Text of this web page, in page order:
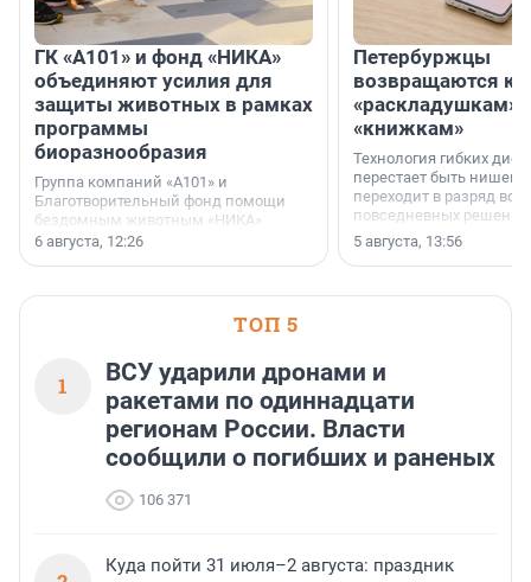
ГК «А101» и фонд «НИКА»
объединяют усилия для
защиты животных в рамках
программы
биоразнообразия
Группа компаний «А101» и
Благотворительный фонд помощи
бездомным животным «НИКА»
заключили соглашение о
6 августа, 12:26
Петербуржцы
возвращаются к
«раскладушкам»
«книжкам»
Технология гибких
перестает быть
переходит в разряд
повседневных
5 августа, 13:56
ТОП 5
1
ВСУ ударили дронами и
ракетами по одиннадцати
регионам России. Власти
сообщили о погибших и раненых
106 371
Куда пойти 31 июля–2 августа: праздник